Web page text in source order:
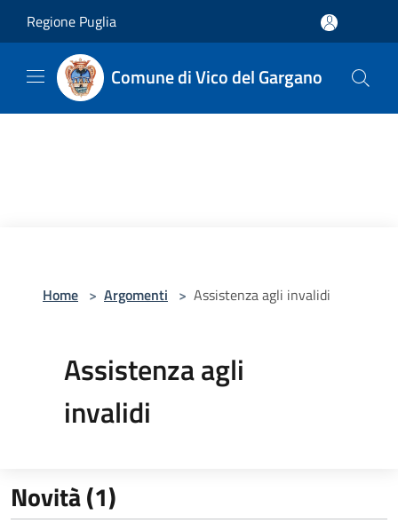
Regione Puglia
Comune di Vico del Gargano
Home > Argomenti > Assistenza agli invalidi
Assistenza agli
invalidi
Novità (1)